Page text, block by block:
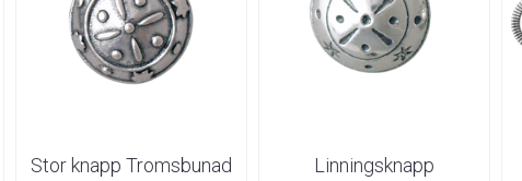
Stor knapp Tromsbunad
Linningsknapp